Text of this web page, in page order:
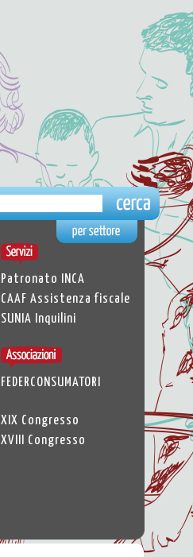
Patronato INCA
CAAF Assistenza fiscale
SUNIA Inquilini
FEDERCONSUMATORI
XIX Congresso
XVIII Congresso